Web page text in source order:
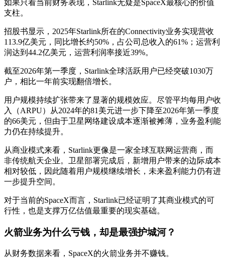
如果只看当前财务表现，Starlink无疑是SpaceX最核心的价值
支柱。
招股书显示，2025年Starlink所在的Connectivity业务实现营收
113.9亿美元，同比增长约50%，占公司总收入的61%；运营利
润达到44.2亿美元，运营利润率接近39%。
截至2026年第一季度，Starlink全球活跃用户已经突破1030万
户，相比一年前实现翻倍增长。
用户规模持续扩张带来了显著的规模效应。尽管平均每用户收
入（ARPU）从2024年的81美元进一步下降至2026年第一季度
的66美元，但由于卫星网络建设成本逐渐被摊薄，业务盈利能
力仍在持续提升。
从商业模式来看，Starlink更像是一家全球互联网运营商，而
非传统航天企业。卫星部署完成后，新增用户带来的边际成本
相对较低，因此随着用户规模继续增长，未来盈利能力仍有进
一步提升空间。
对于当前的SpaceX而言，Starlink已经证明了其商业模式的可
行性，也是支撑万亿估值最重要的现实基础。
火箭业务为什么亏钱，却是最强护城河？
从财务数据来看，SpaceX的火箭业务并不赚钱。